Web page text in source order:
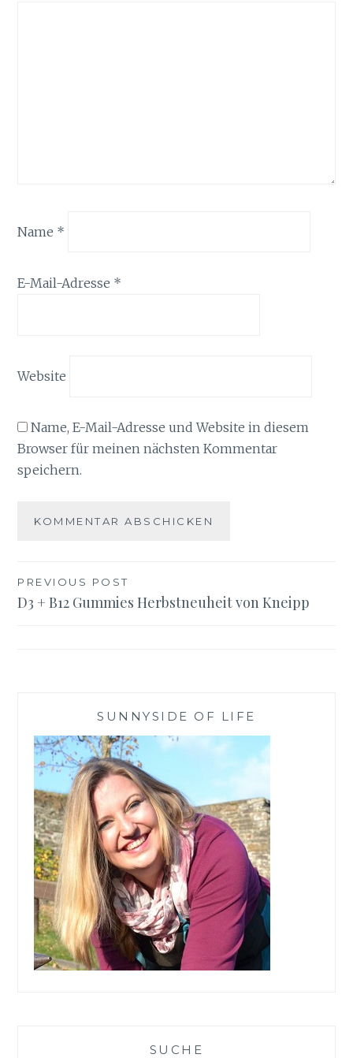
Name *
E-Mail-Adresse *
Website
Name, E-Mail-Adresse und Website in diesem
Browser für meinen nächsten Kommentar
speichern.
Beitragsnavigation
PREVIOUS POST
D3 + B12 Gummies Herbstneuheit von Kneipp
SUNNYSIDE OF LIFE
SUCHE